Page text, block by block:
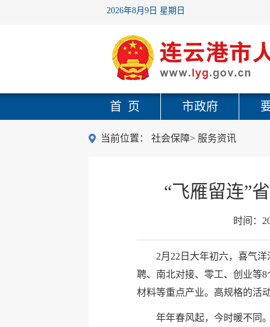
2026年8月9日 星期日
首 页 市政府
当前位置： 社会保障> 服务资讯
“飞雁留连”
时间：
2月22日大年初六，喜气
聘、南北对接、零工、创业等
材料等重点产业。高规格的活
年年春风起，今时暖不同